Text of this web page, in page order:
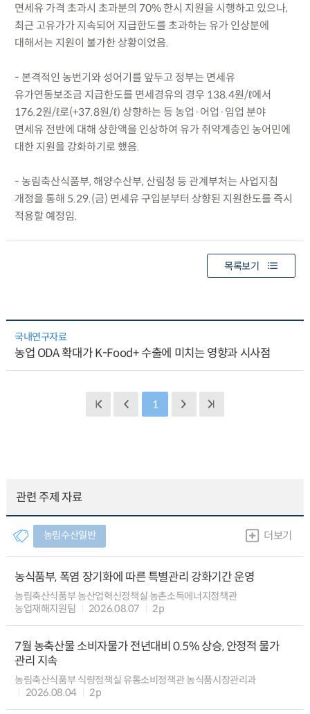
면세유 가격 초과시 초과분의 70% 한시 지원을 시행하고 있으나,
최근 고유가가 지속되어 지급한도를 초과하는 유가 인상분에
대해서는 지원이 불가한 상황이었음.
- 본격적인 농번기와 성어기를 앞두고 정부는 면세유
유가연동보조금 지급한도를 면세경유의 경우 138.4원/ℓ에서
176.2원/ℓ로(+37.8원/ℓ) 상향하는 등 농업·어업·임업 분야
면세유 전반에 대해 상한액을 인상하여 유가 취약계층인 농어민에
대한 지원을 강화하기로 했음.
- 농림축산식품부, 해양수산부, 산림청 등 관계부처는 사업지침
개정을 통해 5.29.(금) 면세유 구입분부터 상향된 지원한도를 즉시
적용할 예정임.
목록보기
국내연구자료
농업 ODA 확대가 K-Food+ 수출에 미치는 영향과 시사점
1
관련 주제 자료
농림수산일반 더보기
농식품부, 폭염 장기화에 따른 특별관리 강화기간 운영
농림축산식품부 농산업혁신정책실 농촌소득에너지정책관
농업재해지원팀
2026.08.07 2p
7월 농축산물 소비자물가 전년대비 0.5% 상승, 안정적 물가
관리 지속
농림축산식품부 식량정책실 유통소비정책관 농식품시장관리과
2026.08.04
2p